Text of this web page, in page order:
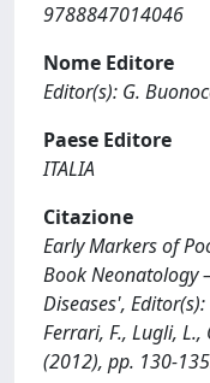
9788847014046
Nome Editore
Editor(s): G.
Paese Editore
ITALIA
Citazione
Early Markers of
Book Neonatology
Diseases',
Ferrari, F., Lugli, L.,
(2012), pp. 130-